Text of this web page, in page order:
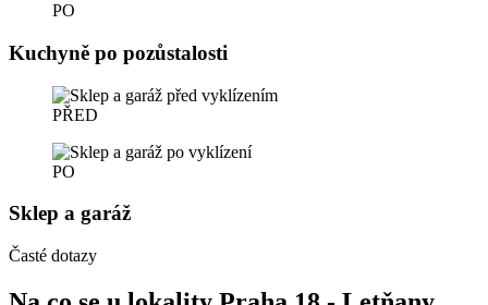
PO
Kuchyně po pozůstalosti
PŘED
PO
Sklep a garáž
Časté dotazy